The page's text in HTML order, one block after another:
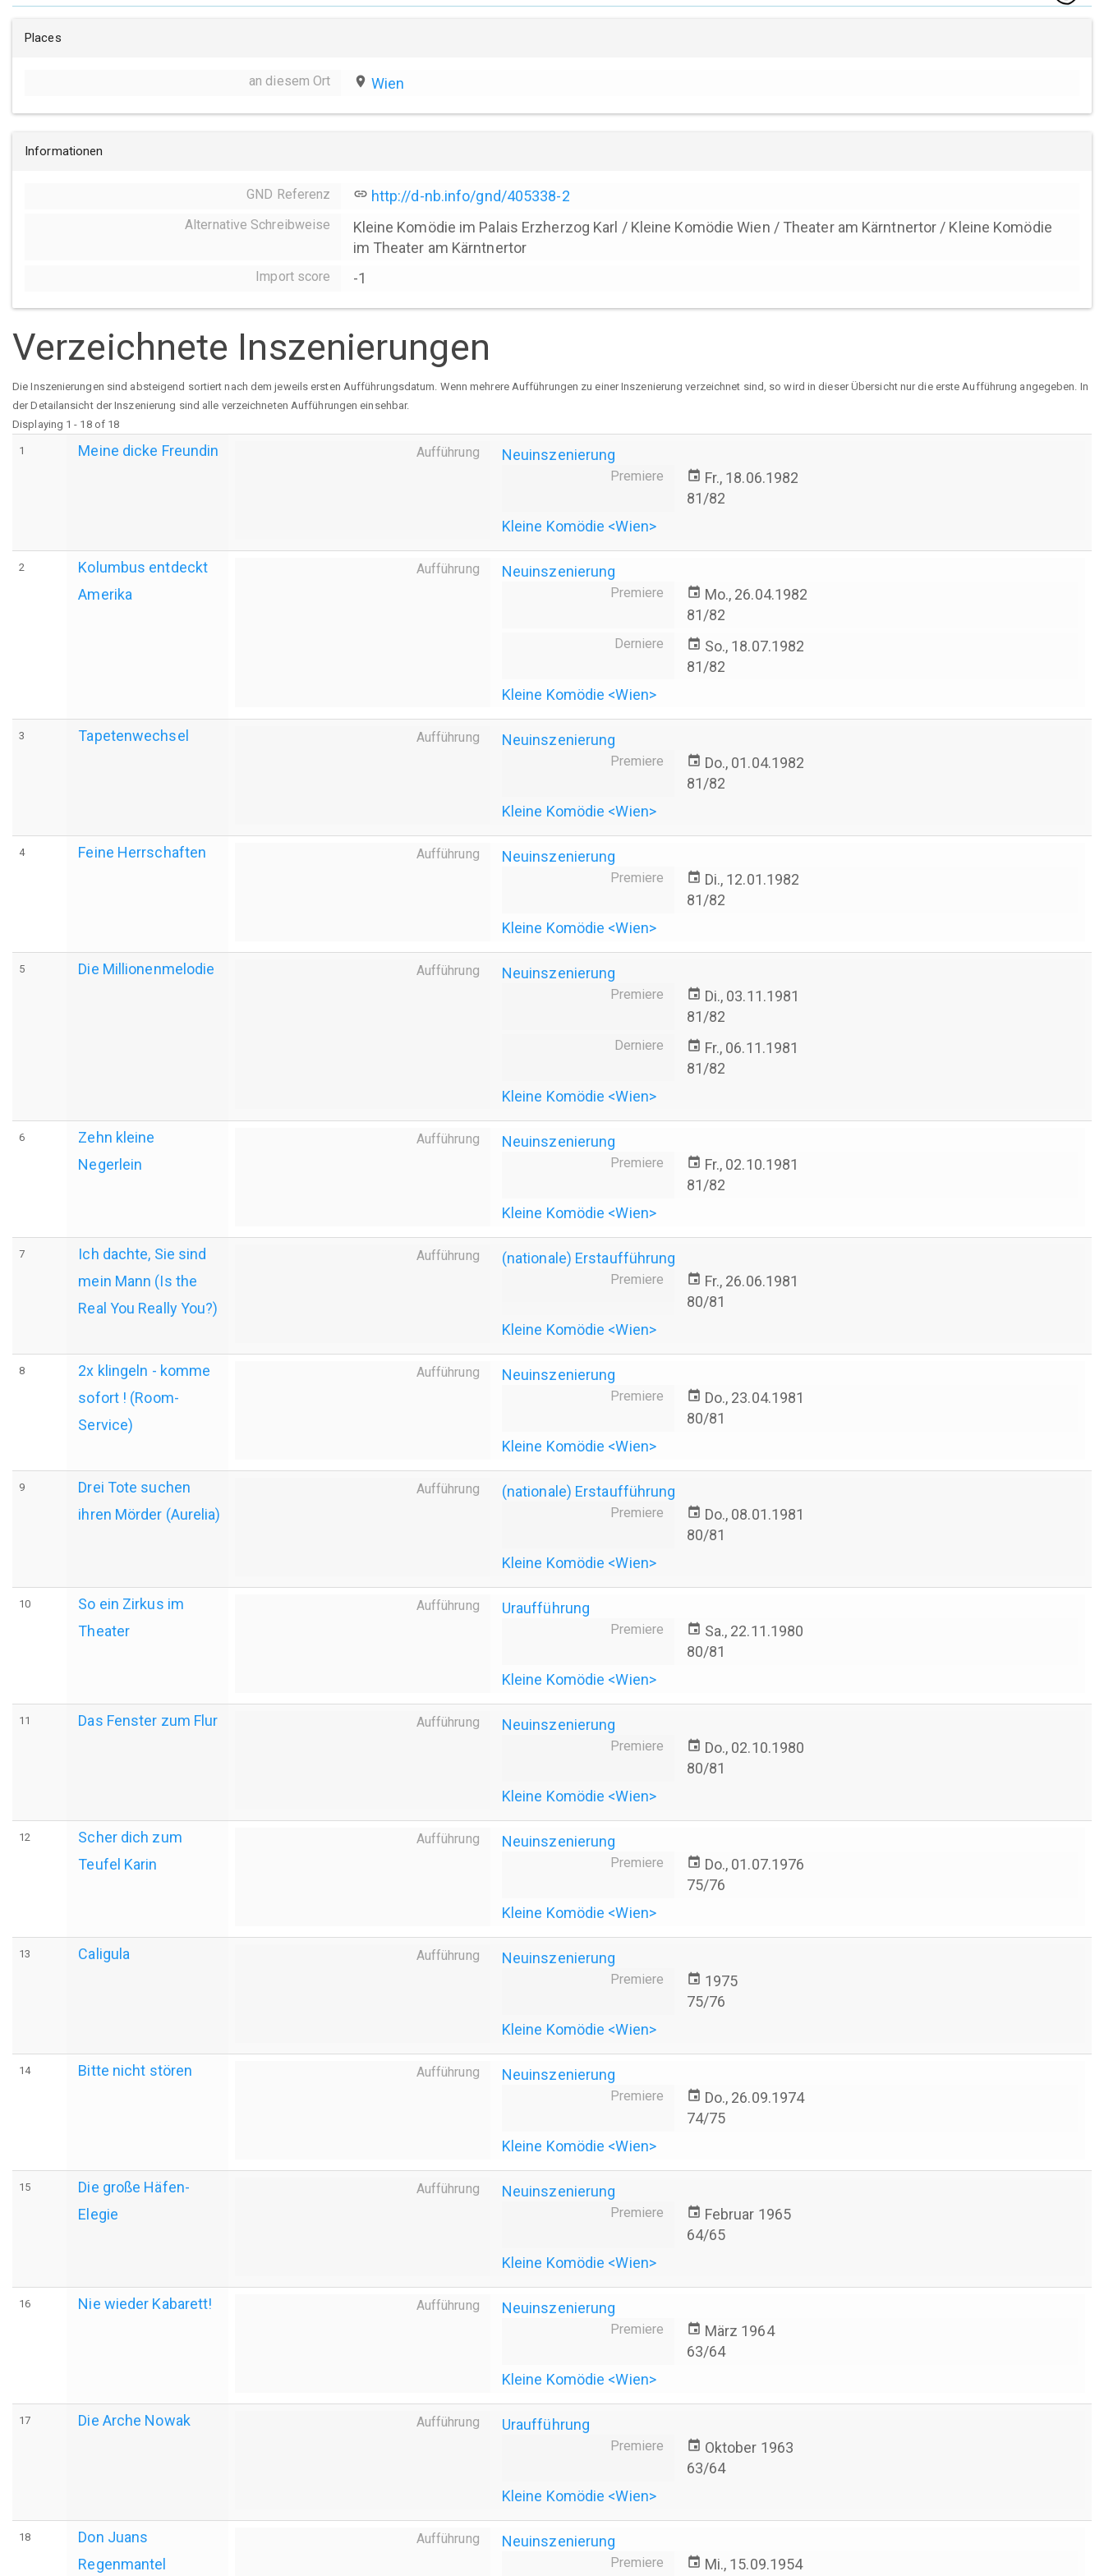
Places
an diesem Ort place Wien
Informationen
GND Referenz link http://d-nb.info/gnd/405338-2
Alternative Schreibweise
Kleine Komödie im Palais Erzherzog Karl / Kleine Komödie Wien / Theater am Kärntnertor / Kleine Komödie
im Theater am Kärntnertor
Import score -1
Verzeichnete Inszenierungen
Die Inszenierungen sind absteigend sortiert nach dem jeweils ersten Aufführungsdatum. Wenn mehrere Aufführungen zu einer Inszenierung verzeichnet sind, so wird in dieser Übersicht nur die erste Aufführung angegeben. In
der Detailansicht der Inszenierung sind alle verzeichneten Aufführungen einsehbar.
Displaying 1 - 18 of 18
1 Meine dicke Freundin Aufführung Neuinszenierung
Premiere event Fr., 18.06.1982
81/82
Kleine Komödie <Wien>
2
Kolumbus entdeckt
Amerika
Aufführung Neuinszenierung
Premiere event Mo., 26.04.1982
81/82
Derniere event So., 18.07.1982
81/82
Kleine Komödie <Wien>
3 Tapetenwechsel Aufführung Neuinszenierung
Premiere event Do., 01.04.1982
81/82
Kleine Komödie <Wien>
4 Feine Herrschaften Aufführung Neuinszenierung
Premiere event Di., 12.01.1982
81/82
Kleine Komödie <Wien>
5 Die Millionenmelodie Aufführung Neuinszenierung
Premiere event Di., 03.11.1981
81/82
Derniere event Fr., 06.11.1981
81/82
Kleine Komödie <Wien>
6
Zehn kleine
Negerlein
Aufführung Neuinszenierung
Premiere event Fr., 02.10.1981
81/82
Kleine Komödie <Wien>
7
Ich dachte, Sie sind
mein Mann (Is the
Real You Really You?)
Aufführung (nationale) Erstaufführung
Premiere event Fr., 26.06.1981
80/81
Kleine Komödie <Wien>
8
2x klingeln - komme
sofort ! (Room-
Service)
Aufführung Neuinszenierung
Premiere event Do., 23.04.1981
80/81
Kleine Komödie <Wien>
9
Drei Tote suchen
ihren Mörder (Aurelia)
Aufführung (nationale) Erstaufführung
Premiere event Do., 08.01.1981
80/81
Kleine Komödie <Wien>
10
So ein Zirkus im
Theater
Aufführung Uraufführung
Premiere event Sa., 22.11.1980
80/81
Kleine Komödie <Wien>
11 Das Fenster zum Flur Aufführung Neuinszenierung
Premiere event Do., 02.10.1980
80/81
Kleine Komödie <Wien>
12
Scher dich zum
Teufel Karin
Aufführung Neuinszenierung
Premiere event Do., 01.07.1976
75/76
Kleine Komödie <Wien>
13 Caligula Aufführung Neuinszenierung
Premiere event 1975
75/76
Kleine Komödie <Wien>
14 Bitte nicht stören Aufführung Neuinszenierung
Premiere event Do., 26.09.1974
74/75
Kleine Komödie <Wien>
15
Die große Häfen-
Elegie
Aufführung Neuinszenierung
Premiere event Februar 1965
64/65
Kleine Komödie <Wien>
16 Nie wieder Kabarett! Aufführung Neuinszenierung
Premiere event März 1964
63/64
Kleine Komödie <Wien>
17 Die Arche Nowak Aufführung Uraufführung
Premiere event Oktober 1963
63/64
Kleine Komödie <Wien>
18
Don Juans
Regenmantel
Aufführung Neuinszenierung
Premiere event Mi., 15.09.1954